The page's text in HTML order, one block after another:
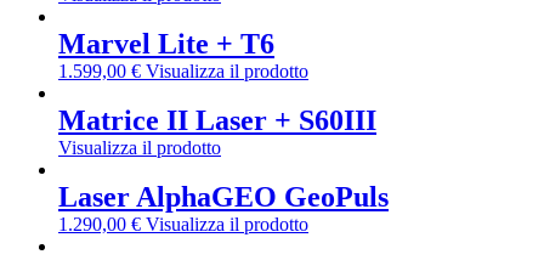
Marvel Lite + T6
1.599,00 € Visualizza il prodotto
Matrice II Laser + S60III
Visualizza il prodotto
Laser AlphaGEO GeoPuls
1.290,00 € Visualizza il prodotto